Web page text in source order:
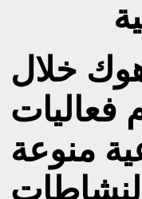
خلال
فعاليات
منوعة